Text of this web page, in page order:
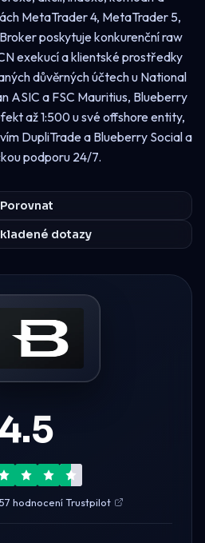
MetaTrader 4, MetaTrader 5,
poskytuje konkurenční raw
exekucí a klientské prostředky
důvěrných účtech u National
ASIC a FSC Mauritius, Blueberry
až 1:500 u své offshore entity,
DupliTrade a Blueberry Social a
podporu 24/7.
Porovnat
dotazy
4.5
hodnocení Trustpilot